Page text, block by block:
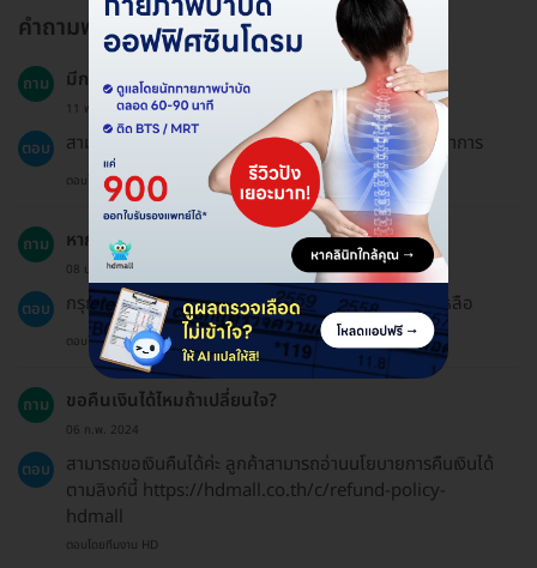
คำถามพบบ่อย
ถาม มีการนัดหมายใหม่ได้หรือไม่?
11 พ.ย. 2024
ตอบ สามารถเลื่อนนัดได้โดยแจ้งล่วงหน้าอย่างน้อย 1-3 วันทำการ
ตอบโดยทีมงาน HD
ถาม หากลืมรหัสคูปองทำอย่างไร?
08 ม.ค. 2023
ตอบ กรุณาติดต่อทีมบริการลูกค้าผ่านแชทเพื่อขอความช่วยเหลือ
ตอบโดยทีมงาน HD
ถาม ขอคืนเงินได้ไหมถ้าเปลี่ยนใจ?
06 ก.พ. 2024
ตอบ
สามารถขอเงินคืนได้ค่ะ ลูกค้าสามารถอ่านนโยบายการคืนเงินได้
ตามลิงก์นี้ https://hdmall.co.th/c/refund-policy-
hdmall
ตอบโดยทีมงาน HD